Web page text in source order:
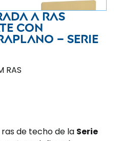
a ras
con
– Serie
RAS
de techo de la Serie